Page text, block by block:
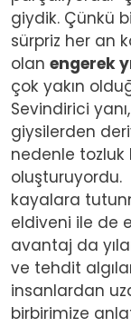
giydik. Çünkü
sürpriz her an
olan engerek
çok yakın
Sevindirici
giysilerden
nedenle
oluşturuyordu.
kayalara
eldiveni ile de
avantaj da
ve tehdit
insanlardan
birbirimize